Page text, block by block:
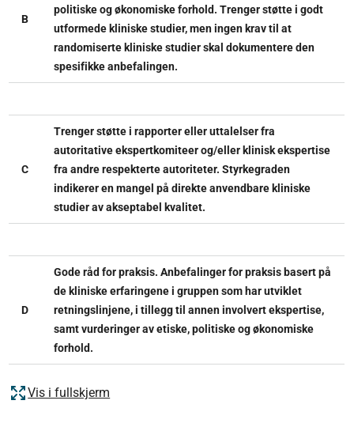
B
politiske og økonomiske forhold. Trenger støtte i godt
utformede kliniske studier, men ingen krav til at
randomiserte kliniske studier skal dokumentere den
spesifikke anbefalingen.
C
Trenger støtte i rapporter eller uttalelser fra
autoritative ekspertkomiteer og/eller klinisk ekspertise
fra andre respekterte autoriteter. Styrkegraden
indikerer en mangel på direkte anvendbare kliniske
studier av akseptabel kvalitet.
D
Gode råd for praksis. Anbefalinger for praksis basert på
de kliniske erfaringene i gruppen som har utviklet
retningslinjene, i tillegg til annen involvert ekspertise,
samt vurderinger av etiske, politiske og økonomiske
forhold.
Vis i fullskjerm